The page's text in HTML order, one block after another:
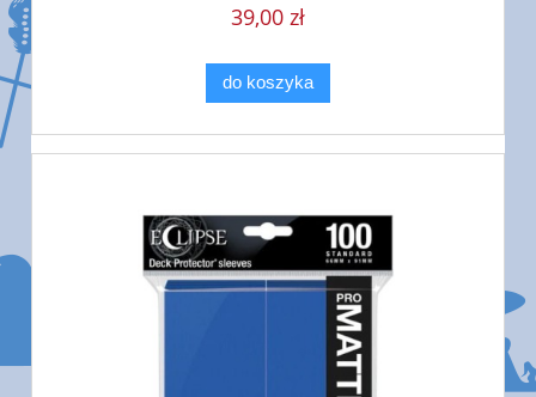
39,00 zł
do koszyka